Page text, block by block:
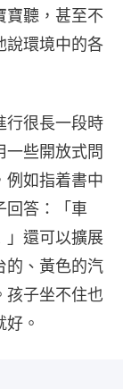
寶聽，甚至不
說環境中的各
行很長一段時
些開放式問
例如指着書中
回答：「車
」還可以擴展
的、黃色的汽
孩子坐不住也
。